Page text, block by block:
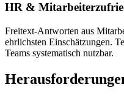
HR &
Freitext-Antworten aus
ehrlichsten Einschätzungen.
Teams systematisch nutzbar.